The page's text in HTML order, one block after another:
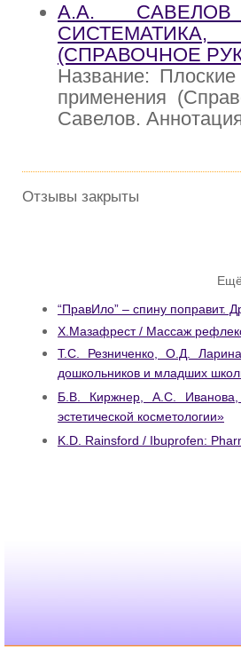
А.А.
(СПРАВОЧНОЕ
Название:
применения
Савелов.
Отзывы закрыты
“ПравИло” – спину поправит.
Х.Мазафрест / Массаж
Т.С. Резниченко, О.Д.
дошкольников и младших
Б.В. Киржнер, А.С.
эстетической косметологии»
K.D. Rainsford / Ibuprofen: